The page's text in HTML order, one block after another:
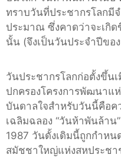
ทราบวันที่ประชากรโลกมี
ประมาณ ซึ่งคาดว่าจะเกิ
นั้น (จึงเป็นวันประจำปีขอ
วันประชากรโลกก่อตั้งขึ้น
ปกครองโครงการพัฒนาแ
บันดาลใจสำหรับวันนี้คือ
เฉลิมฉลอง “วันห้าพันล้าน
1987 วันดั้งเดิมนี้ถูกกำหน
สมัชชาใหญ่แห่งสหประช